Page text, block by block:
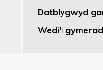
Datblygwyd
Wedi'i